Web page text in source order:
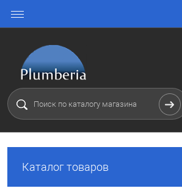
Каталог товаров